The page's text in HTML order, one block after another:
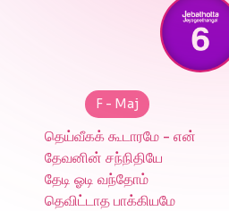
F - Maj
தெய்வீகக் கூடாரமே - என்
தேவனின் சந்நிதியே
தேடி ஓடி வந்தோம்
தெவிட்டாத பாக்கியமே